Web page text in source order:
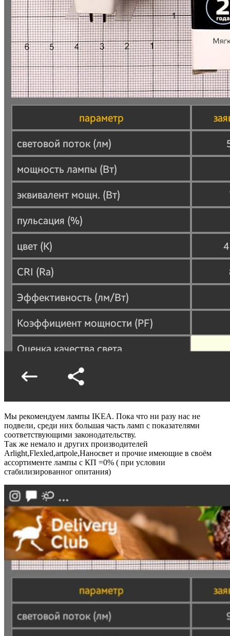
Мы рекомендуем лампы IKEA. Пока что ни разу нас не
подвели, среди них большая часть ламп с показателями
соответствующими законодательству.
Так же немало и других производителей
Arlight,Flexled,artpole,Наносвет и прочие имеющие в своём
ассортименте лампы с КП =0% ( при условии
стабилизированног опитания)